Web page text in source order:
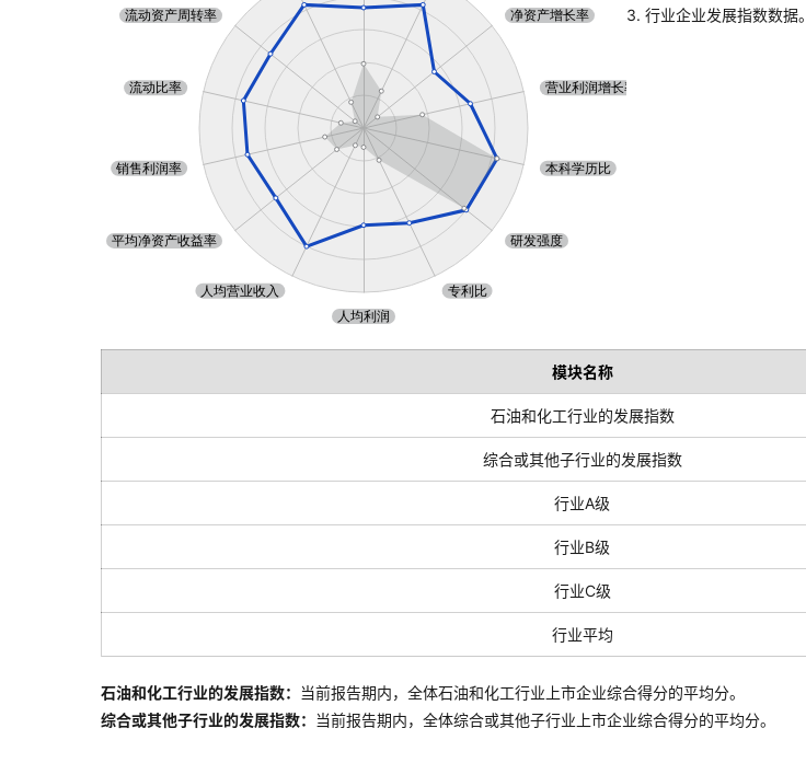
3. 行业企业发展指数数据。
模块名称
石油和化工行业的发展指数
综合或其他子行业的发展指数
行业A级
行业B级
行业C级
行业平均
石油和化工行业的发展指数： 当前报告期内，全体石油和化工行业上市企业综合得分的平均分。
综合或其他子行业的发展指数： 当前报告期内，全体综合或其他子行业 上市企业综合得分的平均分。